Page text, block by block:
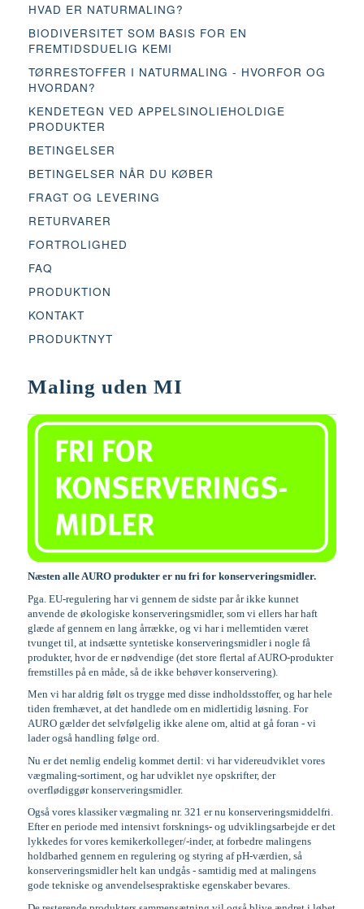
HVAD ER NATURMALING?
BIODIVERSITET SOM BASIS FOR EN
FREMTIDSDUELIG KEMI
TØRRESTOFFER I NATURMALING - HVORFOR OG
HVORDAN?
KENDETEGN VED APPELSINOLIEHOLDIGE
PRODUKTER
BETINGELSER
BETINGELSER NÅR DU KØBER
FRAGT OG LEVERING
RETURVARER
FORTROLIGHED
FAQ
PRODUKTION
KONTAKT
PRODUKTNYT
Maling uden MI
Næsten alle AURO produkter er nu fri for konserveringsmidler.
Pga. EU-regulering har vi gennem de sidste par år ikke kunnet
anvende de økologiske konserveringsmidler, som vi ellers har haft
glæde af gennem en lang årrække, og vi har i mellemtiden været
tvunget til, at indsætte syntetiske konserveringsmidler i nogle få
produkter, hvor de er nødvendige (det store flertal af AURO-produkter
fremstilles på en måde, så de ikke behøver konservering).
Men vi har aldrig følt os trygge med disse indholdsstoffer, og har hele
tiden fremhævet, at det handlede om en midlertidig løsning. For
AURO gælder det selvfølgelig ikke alene om, altid at gå foran - vi
lader også handling følge ord.
Nu er det nemlig endelig kommet dertil: vi har videreudviklet vores
vægmaling-sortiment, og har udviklet nye opskrifter, der
overflødiggør konserveringsmidler.
Også vores klassiker vægmaling nr. 321 er nu konserveringsmiddelfri.
Efter en periode med intensivt forsknings- og udviklingsarbejde er det
lykkedes for vores kemikerkolleger/-inder, at forbedre malingens
holdbarhed gennem en regulering og styring af pH-værdien, så
konserveringsmidler helt kan undgås - samtidig med at malingens
gode tekniske og anvendelsespraktiske egenskaber bevares.